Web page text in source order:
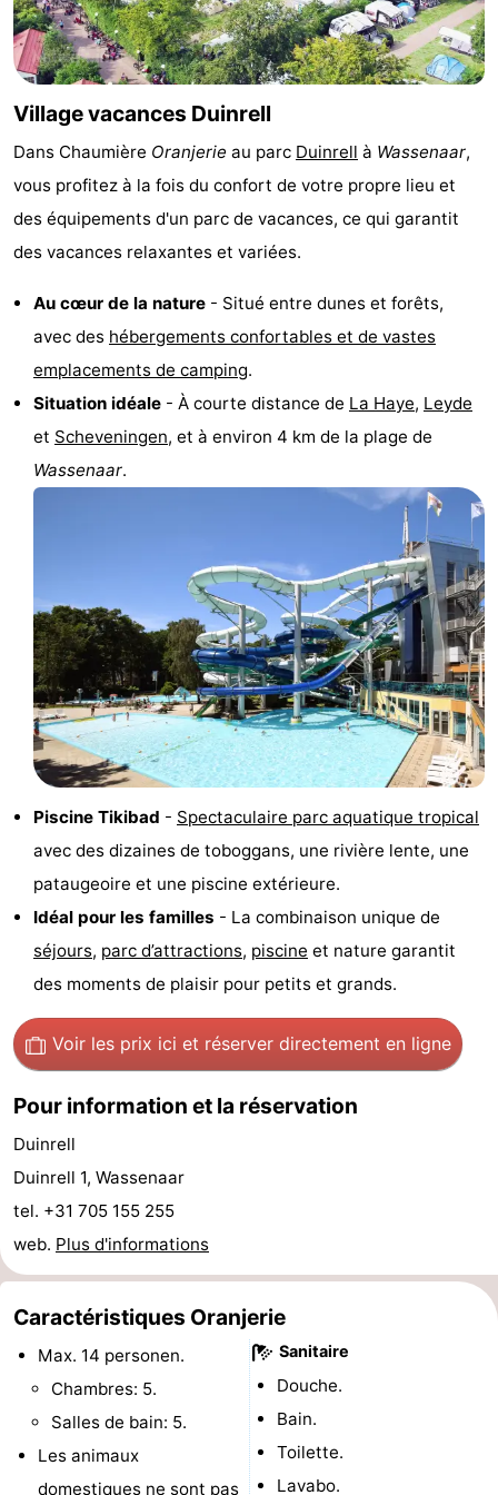
vue
Croisières
-
Terrains
jeux
-
Aires
de
jeux
Experiences
Centres
de
être
Villages
villes
Sports
Piscines
Faire
Terrains
de
golf
Surfen
Peche
Sportive
Equitation
Boire
manger
Événements
Pratiques
Forum
Route
-
Hollande-
Nature
Schoorlse
Duinen
-
Bergen
aan
Zee
-
Bergen
Alkmaar
Egmond
Village vacances Duinrell
Dans Chaumière Oranjerie au parc Duinrell à Wassenaar,
vous profitez à la fois du confort de votre propre lieu et
des équipements d'un parc de vacances, ce qui garantit
des vacances relaxantes et variées.
Au cœur de la nature - Situé entre dunes et forêts,
avec des hébergements confortables et de vastes
emplacements de camping.
Situation idéale - À courte distance de La Haye, Leyde
et Scheveningen, et à environ 4 km de la plage de
Wassenaar.
Piscine Tikibad - Spectaculaire parc aquatique tropical
avec des dizaines de toboggans, une rivière lente, une
pataugeoire et une piscine extérieure.
Idéal pour les familles - La combinaison unique de
séjours, parc d’attractions, piscine et nature garantit
des moments de plaisir pour petits et grands.
Voir les prix ici et réserver directement en ligne
Pour information et la réservation
Duinrell
Duinrell 1, Wassenaar
tel. +31 705 155 255
web. Plus d'informations
Caractéristiques Oranjerie
Max. 14 personen.
Chambres: 5.
Salles de bain: 5.
Les animaux
domestiques ne sont pas
Sanitaire
Douche.
Bain.
Toilette.
Lavabo.